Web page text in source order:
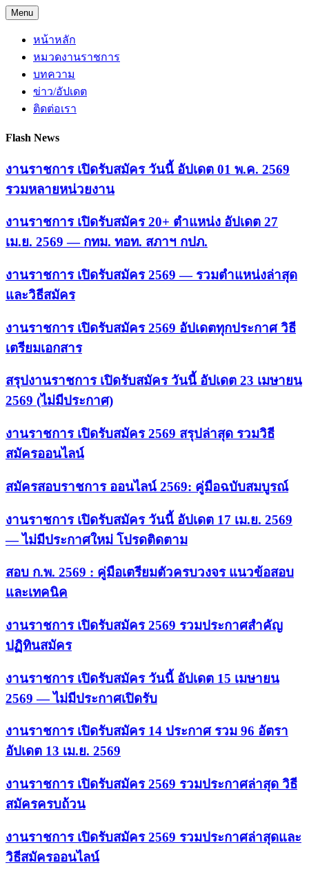
Skip
to
content
Menu
หน้าหลัก
หมวดงานราชการ
บทความ
ข่าว/อัปเดต
ติดต่อเรา
Flash News
งานราชการ เปิดรับสมัคร วันนี้ อัปเดต 01 พ.ค. 2569
รวมหลายหน่วยงาน
งานราชการ เปิดรับสมัคร 20+ ตำแหน่ง อัปเดต 27
เม.ย. 2569 — กทม. ทอท. สภาฯ กปภ.
งานราชการ เปิดรับสมัคร 2569 — รวมตำแหน่งล่าสุด
และวิธีสมัคร
งานราชการ เปิดรับสมัคร 2569 อัปเดตทุกประกาศ วิธี
เตรียมเอกสาร
สรุปงานราชการ เปิดรับสมัคร วันนี้ อัปเดต 23 เมษายน
2569 (ไม่มีประกาศ)
งานราชการ เปิดรับสมัคร 2569 สรุปล่าสุด รวมวิธี
สมัครออนไลน์
สมัครสอบราชการ ออนไลน์ 2569: คู่มือฉบับสมบูรณ์
งานราชการ เปิดรับสมัคร วันนี้ อัปเดต 17 เม.ย. 2569
— ไม่มีประกาศใหม่ โปรดติดตาม
สอบ ก.พ. 2569 : คู่มือเตรียมตัวครบวงจร แนวข้อสอบ
และเทคนิค
งานราชการ เปิดรับสมัคร 2569 รวมประกาศสำคัญ
ปฏิทินสมัคร
งานราชการ เปิดรับสมัคร วันนี้ อัปเดต 15 เมษายน
2569 — ไม่มีประกาศเปิดรับ
งานราชการ เปิดรับสมัคร 14 ประกาศ รวม 96 อัตรา
อัปเดต 13 เม.ย. 2569
งานราชการ เปิดรับสมัคร 2569 รวมประกาศล่าสุด วิธี
สมัครครบถ้วน
งานราชการ เปิดรับสมัคร 2569 รวมประกาศล่าสุดและ
วิธีสมัครออนไลน์